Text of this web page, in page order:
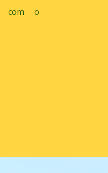
com o